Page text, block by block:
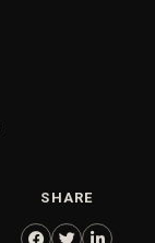
SHARE